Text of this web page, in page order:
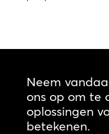
Neem
ons op om te
oplossingen
betekenen.